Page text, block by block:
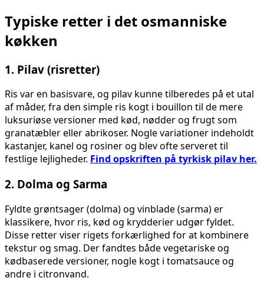
Typiske retter i det osmanniske
køkken
1. Pilav (risretter)
Ris var en basisvare, og pilav kunne tilberedes på et utal
af måder, fra den simple ris kogt i bouillon til de mere
luksuriøse versioner med kød, nødder og frugt som
granatæbler eller abrikoser. Nogle variationer indeholdt
kastanjer, kanel og rosiner og blev ofte serveret til
festlige lejligheder. Find opskriften på tyrkisk pilav her.
2. Dolma og Sarma
Fyldte grøntsager (dolma) og vinblade (sarma) er
klassikere, hvor ris, kød og krydderier udgør fyldet.
Disse retter viser rigets forkærlighed for at kombinere
tekstur og smag. Der fandtes både vegetariske og
kødbaserede versioner, nogle kogt i tomatsauce og
andre i citronvand.